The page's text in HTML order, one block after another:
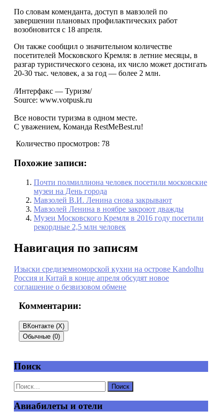
По словам коменданта, доступ в мавзолей по
завершении плановых профилактических работ
возобновится с 18 апреля.
Он также сообщил о значительном количестве
посетителей Московского Кремля: в летние месяцы, в
разгар туристического сезона, их число может достигать
20-30 тыс. человек, а за год — более 2 млн.
/Интерфакс — Туризм/
Source: www.votpusk.ru
Все новости туризма в одном месте.
С уважением, Команда RestMeBest.ru!
Количество просмотров: 78
Похожие записи:
Почти полмиллиона человек посетили московские
музеи на День города
Мавзолей В.И. Ленина снова закрывают
Мавзолей Ленина в ноябре закроют дважды
Музеи Московского Кремля в 2016 году посетили
рекордные 2,5 млн человек
Навигация по записям
Изыски средиземноморской кухни на острове Kandolhu
Россия и Китай в конце апреля обсудят новое
соглашение о безвизовом обмене
Комментарии:
ВКонтакте (X)
Обычные (0)
Добавить комментарий
Ваш адрес email не будет опубликован.
Поиск
Авиабилеты и отели